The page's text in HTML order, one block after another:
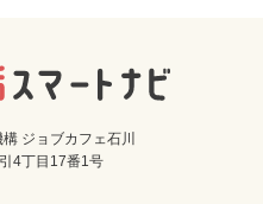
ジョブカフェ石川
4丁目17番1号